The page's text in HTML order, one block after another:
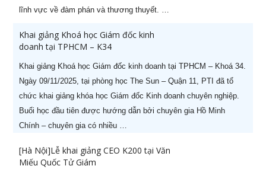
lĩnh vực về đàm phán và thương thuyết. …
Khai giảng Khoá học Giám đốc kinh
doanh tại TPHCM – K34
Khai giảng Khoá học Giám đốc kinh doanh tại TPHCM – Khoá 34.
Ngày 09/11/2025, tại phòng học The Sun – Quận 11, PTI đã tổ
chức khai giảng khóa học Giám đốc Kinh doanh chuyên nghiệp.
Buổi học đầu tiên được hướng dẫn bởi chuyên gia Hồ Minh
Chính – chuyên gia có nhiều …
[Hà Nội]Lễ khai giảng CEO K200 tại Văn
Miếu Quốc Tử Giám